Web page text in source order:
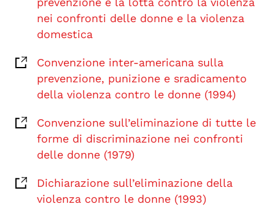
nei confronti delle donne e la violenza
domestica
Convenzione inter-americana sulla
prevenzione, punizione e sradicamento
della violenza contro le donne (1994)
Convenzione sull’eliminazione di tutte le
forme di discriminazione nei confronti
delle donne (1979)
Dichiarazione sull’eliminazione della
violenza contro le donne (1993)